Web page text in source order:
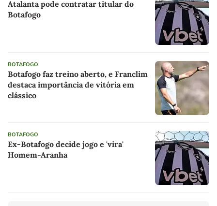
Atalanta pode contratar titular do
Botafogo
BOTAFOGO
Botafogo faz treino aberto, e Franclim
destaca importância de vitória em
clássico
BOTAFOGO
Ex-Botafogo decide jogo e 'vira'
Homem-Aranha